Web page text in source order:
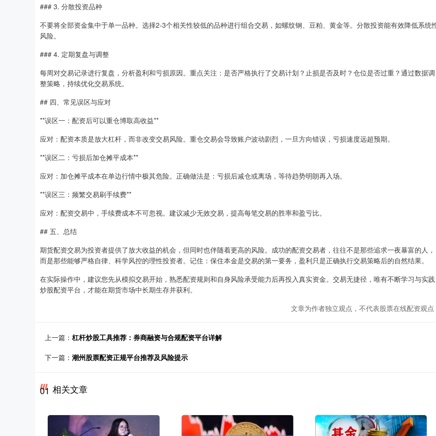
### 3. 分散投资品种
不要将全部资金集中于单一品种。选择2-3个相关性较低的品种进行组合交易，如螺纹钢、豆粕、黄金等。分散投资能有效降低系统
风险。
### 4. 定期复盘与调整
每周对交易记录进行复盘，分析盈利和亏损原因。重点关注：是否严格执行了交易计划？止损是否及时？仓位是否过重？通过数据调
整策略，持续优化交易系统。
## 四、常见误区与应对
**误区一：配资后可以重仓博取高收益**
应对：配资本质是放大杠杆，而非改变交易风险。重仓交易会导致账户波动剧烈，一旦方向错误，亏损速度远超预期。
**误区二：亏损后加仓摊平成本**
应对：加仓摊平成本在单边行情中极其危险。正确做法是：亏损后减仓或离场，等待趋势明朗再入场。
**误区三：频繁交易刷手续费**
应对：配资交易中，手续费成本不可忽视。建议减少无效交易，提高每笔交易的胜率和盈亏比。
## 五、总结
期货配资交易为投资者提供了放大收益的机会，但同时也伴随着更高的风险。成功的配资交易者，往往不是那些追求一夜暴富的人，
而是那些能够严格自律、科学风控的理性投资者。记住：保住本金是交易的第一要务，盈利只是正确执行交易策略后的自然结果。
在实际操作中，建议您先从模拟交易开始，熟悉配资规则和自身风险承受能力后再投入真实资金。交易无捷径，唯有不断学习与实践
炒股配资平台，才能在期货市场中长期生存并获利。
文章为作者独立观点，不代表股票在线配资观点
上一篇： 杠杆炒股工具推荐：券商融资与合规配资平台详解
下一篇： 潮州股票配资正规平台推荐及风险提示
01 相关文章